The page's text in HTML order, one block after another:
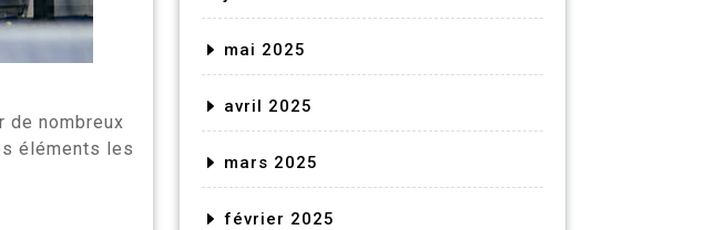
de nombreux
éléments les
mai 2025
avril 2025
mars 2025
février 2025